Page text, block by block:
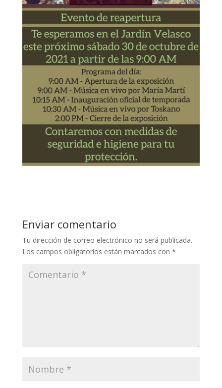
Enviar comentario
Tu dirección de correo electrónico no será publicada.
Los campos obligatorios están marcados con *